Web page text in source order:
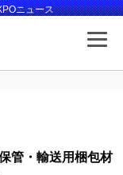
ニュース
管・輸送用梱包材